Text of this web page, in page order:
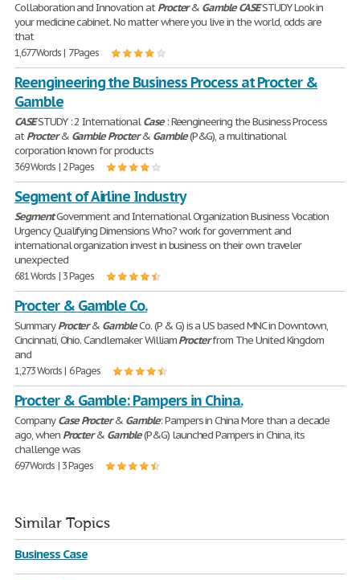
Collaboration and Innovation atProcter& Gamble CASESTUDY Look in
your medicine cabinet. No matter where you live in the world, odds are
that
1,677 Words | 7 Pages
Reengineering the Business Process at Procter &
Gamble
CASESTUDY : 2 InternationalCase: Reengineering the Business Process
atProcter& Gamble Procter& Gamble(P&G), a multinational
corporation known for products
369 Words | 2 Pages
Segment of Airline Industry
SegmentGovernment and International Organization Business Vocation
Urgency Qualifying Dimensions Who? work for government and
international organization invest in business on their own traveler
unexpected
681 Words | 3 Pages
Procter & Gamble Co.
SummaryProcter& GambleCo. (P & G) is a US based MNC in Downtown,
Cincinnati, Ohio. Candlemaker WilliamProcterfrom The United Kingdom
and
1,273 Words | 6 Pages
Procter & Gamble: Pampers in China.
CompanyCase Procter& Gamble: Pampers in China More than a decade
ago, when Procter& Gamble(P&G) launched Pampers in China, its
challenge was
697 Words | 3 Pages
Similar Topics
Business Case